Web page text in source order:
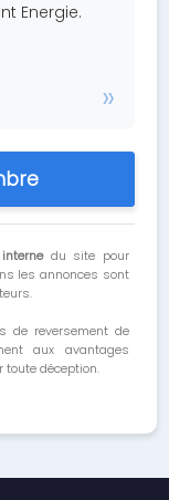
Energie.
du site pour
les annonces sont
de reversement de
aux avantages
déception.